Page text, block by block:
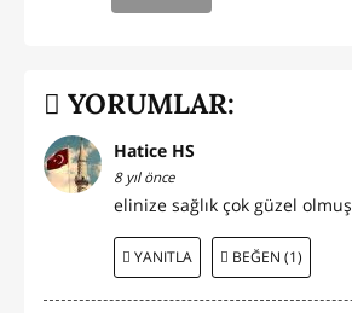
YORUMLAR:
Hatice HS
8 yıl önce
elinize sağlık çok güzel olmuş
YANITLA BEĞEN (1)